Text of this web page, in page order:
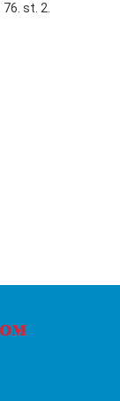
st. 2.